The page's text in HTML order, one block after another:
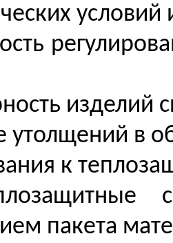
изделий
утолщений в
к
пакета